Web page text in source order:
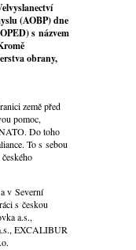
(AOBP) dne
)s názvem
obrany,
země před
pomoc,
Do toho
To s sebou
v Severní
s českou
a.s.,
EXCALIBUR